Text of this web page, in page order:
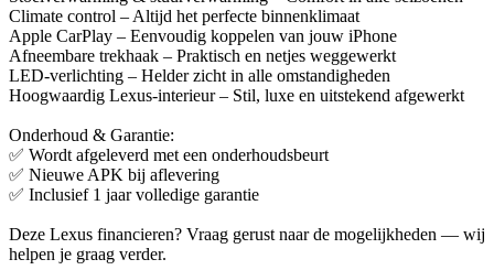
Climate control – Altijd het perfecte binnenklimaat
Apple CarPlay – Eenvoudig koppelen van jouw iPhone
Afneembare trekhaak – Praktisch en netjes weggewerkt
LED-verlichting – Helder zicht in alle omstandigheden
Hoogwaardig Lexus-interieur – Stil, luxe en uitstekend afgewerkt
Onderhoud & Garantie:
✅ Wordt afgeleverd met een onderhoudsbeurt
✅ Nieuwe APK bij aflevering
✅ Inclusief 1 jaar volledige garantie
Deze Lexus financieren? Vraag gerust naar de mogelijkheden — wij
helpen je graag verder.